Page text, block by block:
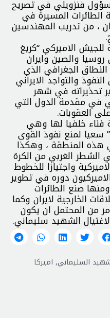
فنزويلي في تصريح
المسيرة في
، من تدريب المهندسين
للجيش الاميركي “كريغ
في اكتوبر 2019 ان روسيا والصين وايران
الجغرافي الذي
والتواجد الايراني
تحذيراته في شهر
هي في مقدمة الدول التي
العقوبات.
فناء خلفيا لها وهي
سعيا لمنع نفوذ القوى
هذه المنطقة ، وهكذا
الشطر الغربي من الكرة
واجتيازا للخطوط
الاميركيون دوره في تطوير
صنع الطائرات
الخارجية لايران وكما
من المحتمل ان يكون
الشهيد سليماني.
السليماني, اميركا